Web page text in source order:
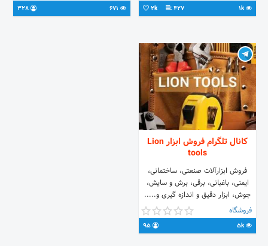
1k
427
2k
کانال تلگرام فروش ابزار Lion
tools
فروش ابزارآلات صنعتی، ساختمانی،
ایمنی، باغبانی، برقی، برش و سایش،
جوش، ابزار دقیق و اندازه گیری و.....
تلفن: ۰۲۱-۸۸۴۵۲۵۹۱ ۰۹۱۲۳۴۴۸۱۵۹
۰۹۳۷۳۴۴۸۱۵۹ جهت سفارش و قیمت
به آیدی تلگرام زیر مراجعه فرمایید: 👇
فروشگاه
5k